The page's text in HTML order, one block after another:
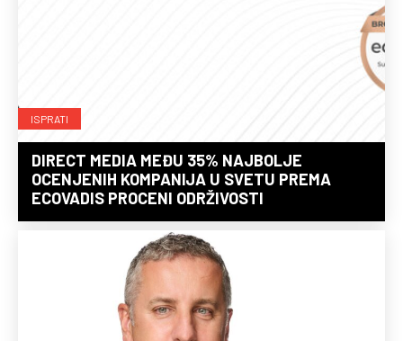
ISPRATI
DIRECT MEDIA MEĐU 35% NAJBOLJE
OCENJENIH KOMPANIJA U SVETU PREMA
ECOVADIS PROCENI ODRŽIVOSTI